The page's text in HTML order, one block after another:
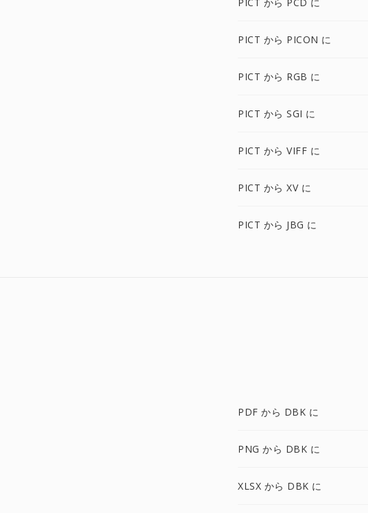
PICT から PICON に
PICT から RGB に
PICT から SGI に
PICT から VIFF に
PICT から XV に
PICT から JBG に
PDF から DBK に
PNG から DBK に
XLSX から DBK に